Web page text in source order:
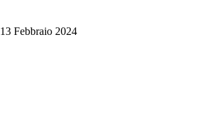
13 Febbraio 2024